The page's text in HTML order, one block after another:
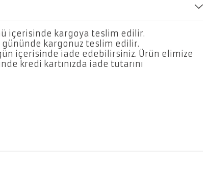
içerisinde kargoya teslim edilir.
kargonuz teslim edilir.
içerisinde iade edebilirsiniz. Ürün elimize
kredi kartınızda iade tutarını